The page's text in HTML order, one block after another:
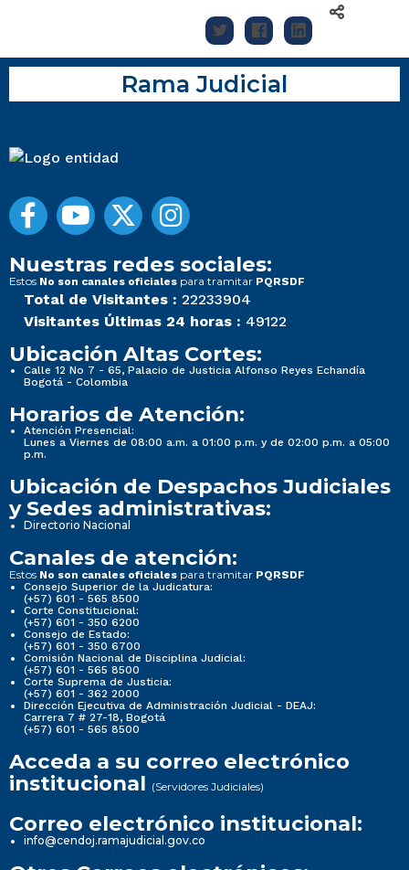
Rama Judicial
Nuestras redes sociales:
Estos No son canales oficiales para tramitar PQRSDF
Total de Visitantes : 22233904
Visitantes Últimas 24 horas : 49122
Ubicación Altas Cortes:
Calle 12 No 7 - 65, Palacio de Justicia Alfonso Reyes Echandía
Bogotá - Colombia
Horarios de Atención:
Atención Presencial:
Lunes a Viernes de 08:00 a.m. a 01:00 p.m. y de 02:00 p.m. a 05:00
p.m.
Ubicación de Despachos Judiciales
y Sedes administrativas:
Directorio Nacional
Canales de atención:
Estos No son canales oficiales para tramitar PQRSDF
Consejo Superior de la Judicatura:
(+57) 601 - 565 8500
Corte Constitucional:
(+57) 601 - 350 6200
Consejo de Estado:
(+57) 601 - 350 6700
Comisión Nacional de Disciplina Judicial:
(+57) 601 - 565 8500
Corte Suprema de Justicia:
(+57) 601 - 362 2000
Dirección Ejecutiva de Administración Judicial - DEAJ:
Carrera 7 # 27-18, Bogotá
(+57) 601 - 565 8500
Acceda a su correo electrónico
institucional (Servidores Judiciales)
Correo electrónico institucional:
info@cendoj.ramajudicial.gov.co